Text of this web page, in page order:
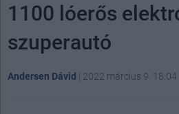
1100 lóerős
szuperautó
Andersen Dávid | 2022 március 9. 18:04